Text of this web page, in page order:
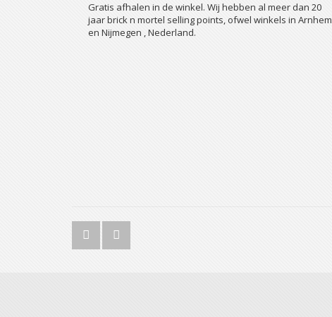
Gratis afhalen in de winkel. Wij hebben al meer dan 20
jaar brick n mortel selling points, ofwel winkels in Arnhem
en Nijmegen , Nederland.